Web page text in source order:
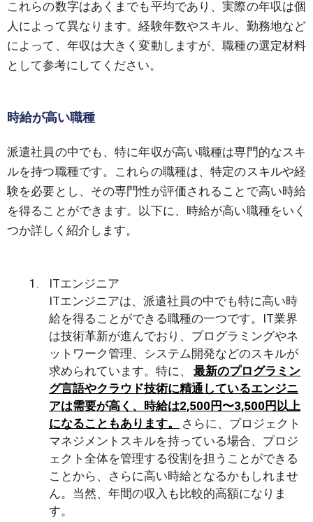
これらの数字はあくまでも平均であり、実際の年収は個
人によって異なります。経験年数やスキル、勤務地など
によって、年収は大きく変動しますが、職種の選定材料
として参考にしてください。
時給が高い職種
派遣社員の中でも、特に年収が高い職種は専門的なスキ
ルを持つ職種です。これらの職種は、特定のスキルや経
験を必要とし、その専門性が評価されることで高い時給
を得ることができます。以下に、時給が高い職種をいく
つか詳しく紹介します。
ITエンジニア
ITエンジニアは、派遣社員の中でも特に高い時
給を得ることができる職種の一つです。IT業界
は技術革新が進んでおり、プログラミングやネ
ットワーク管理、システム開発などのスキルが
求められています。特に、
最新のプログラミン
グ言語やクラウド技術に精通しているエンジニ
アは需要が高く、時給は2,500円〜3,500円以上
になることもあります。
さらに、プロジェクト
マネジメントスキルを持っている場合、プロジ
ェクト全体を管理する役割を担うことができる
ことから、さらに高い時給となるかもしれませ
ん。当然、年間の収入も比較的高額になりま
す。